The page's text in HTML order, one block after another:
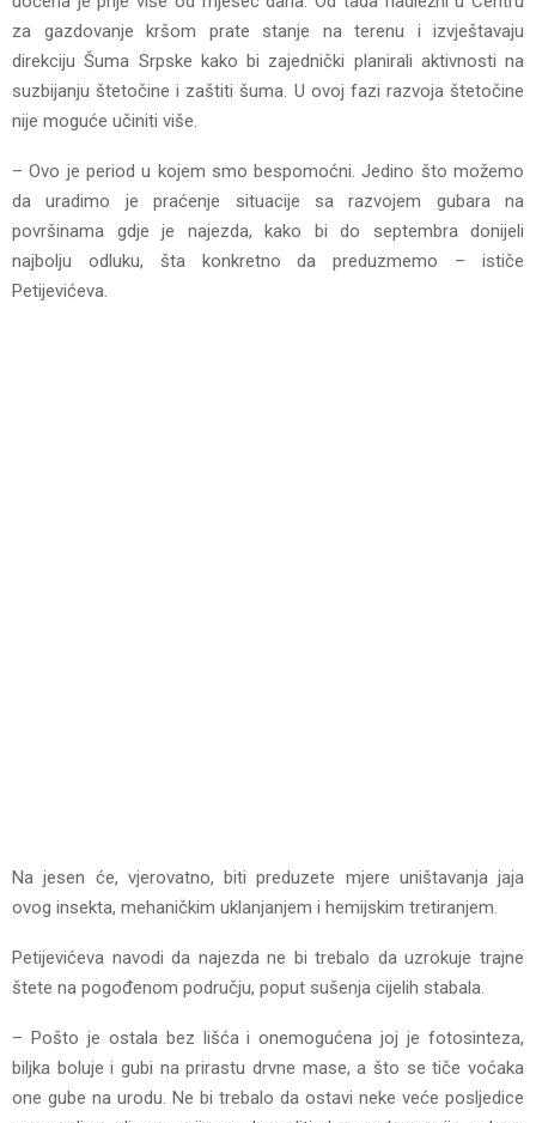
za gazdovanje kršom prate stanje na terenu i izvještavaju
direkciju Šuma Srpske kako bi zajednički planirali aktivnosti na
suzbijanju štetočine i zaštiti šuma. U ovoj fazi razvoja štetočine
nije moguće učiniti više.
– Ovo je period u kojem smo bespomoćni. Jedino što možemo
da uradimo je praćenje situacije sa razvojem gubara na
površinama gdje je najezda, kako bi do septembra donijeli
najbolju odluku, šta konkretno da preduzmemo – ističe
Petijevićeva.
Na jesen će, vjerovatno, biti preduzete mjere uništavanja jaja
ovog insekta, mehaničkim uklanjanjem i hemijskim tretiranjem.
Petijevićeva navodi da najezda ne bi trebalo da uzrokuje trajne
štete na pogođenom području, poput sušenja cijelih stabala.
– Pošto je ostala bez lišća i onemogućena joj je fotosinteza,
biljka boluje i gubi na prirastu drvne mase, a što se tiče voćaka
one gube na urodu. Ne bi trebalo da ostavi neke veće posljedice